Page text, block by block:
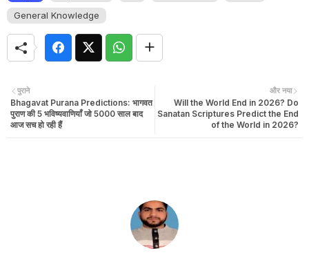
General Knowledge
और नया
Will the World End in 2026? Do
Sanatan Scriptures Predict the End
of the World in 2026?
पुराने
Bhagavat Purana Predictions: भागवत
पुराण की 5 भविष्यवाणियाँ जो 5000 साल बाद
आज सच हो रही हैं